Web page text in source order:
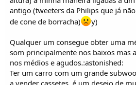
antigo (tweeters da Philips que já
de cone de borracha)
y)
Qualquer um consegue obter uma
som principalmente nos baixos mas
nos médios e agudos.:astonished:
Ter um carro com um grande